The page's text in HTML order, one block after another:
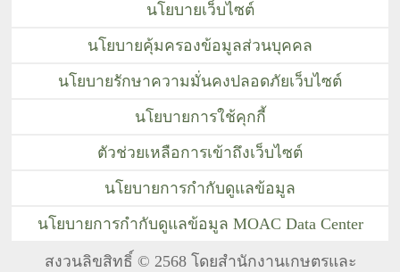
สงวนลิขสิทธิ์ © 2568 โดยสำนักงานเกษตรและ
นโยบายเว็บไซต์
นโยบายคุ้มครองข้อมูลส่วนบุคคล
นโยบายรักษาความมั่นคงปลอดภัยเว็บไซต์
นโยบายการใช้คุกกี้
ตัวช่วยเหลือการเข้าถึงเว็บไซต์
นโยบายการกำกับดูแลข้อมูล
นโยบายการกำกับดูแลข้อมูล MOAC Data Center